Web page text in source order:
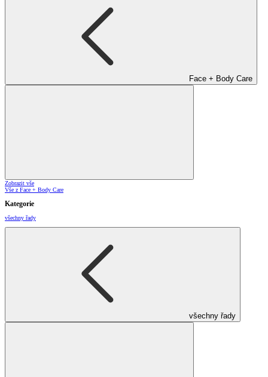
Face + Body Care
Zobrazit vše
Vše z Face + Body Care
Kategorie
všechny řady
všechny řady